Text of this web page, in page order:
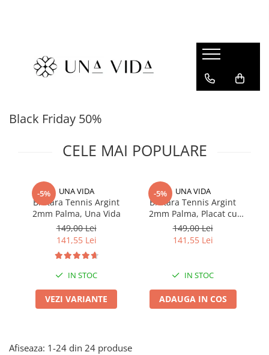
Cadouri pentru EA
CADOURI sub 150 lei - EL
Black Friday 50%
CELE MAI POPULARE
-5% UNA VIDA
Bratara Tennis Argint
2mm Palma, Una Vida
149,00 Lei
141,55 Lei
IN STOC
VEZI VARIANTE
-5% UNA VIDA
Bratara Tennis Argint
2mm Palma, Placat cu
Aur
149,00 Lei
141,55 Lei
IN STOC
ADAUGA IN COS
Afiseaza: 1-24 din 24 produse